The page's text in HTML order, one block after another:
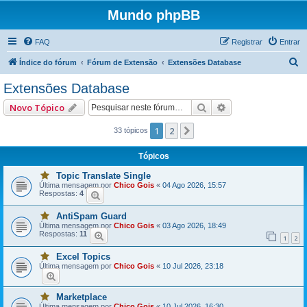
Mundo phpBB
FAQ Entrar
Registrar
Índice do fórum Fórum de Extensão Extensões Database
Extensões Database
Novo Tópico Pesquisar
33 tópicos 1 2
Tópicos
V
o
c
t
e
m
u
m
a
o
u
m
a
i
s
Topic Translate Single
Última mensagem por Chico Gois « 04 Ago 2026, 15:57
Respostas: 4
V
o
c
t
e
m
u
m
a
o
AntiSpam Guard
Última mensagem por Chico Gois « 03 Ago 2026, 18:49
Respostas: 11 1 2
V
o
c
ê
t
e
Excel Topics
Última mensagem por Chico Gois « 10 Jul 2026, 23:18
V
Marketplace